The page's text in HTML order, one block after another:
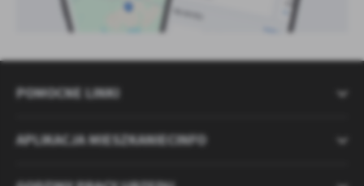
POMOCNE LINKI
APLIKACJA MIESZKANIECINFO